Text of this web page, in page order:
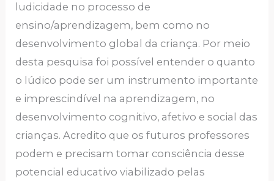
ludicidade no processo de
ensino/aprendizagem, bem como no
desenvolvimento global da criança. Por meio
desta pesquisa foi possível entender o quanto
o lúdico pode ser um instrumento importante
e imprescindível na aprendizagem, no
desenvolvimento cognitivo, afetivo e social das
crianças. Acredito que os futuros professores
podem e precisam tomar consciência desse
potencial educativo viabilizado pelas